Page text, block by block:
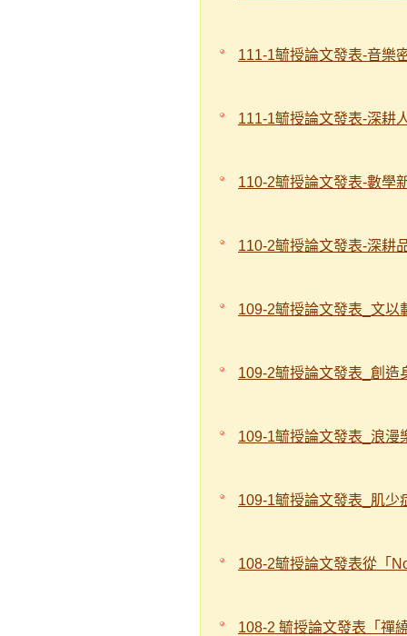
111-1毓授論文發表-音樂
111-1毓授論文發表-深耕
110-2毓授論文發表-數學
110-2毓授論文發表-深耕
109-2毓授論文發表_文以
109-2毓授論文發表_創造
109-1毓授論文發表_浪漫
109-1毓授論文發表_肌少
108-2毓授論文發表從「
108-2 毓授論文發表「禪